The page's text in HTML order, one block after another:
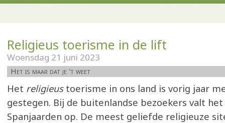
Religieus toerisme in de lift
Woensdag 21 juni 2023
Het is maar dat je 't weet
Het religieus toerisme in ons land is vorig jaar
gestegen. Bij de buitenlandse bezoekers valt het
Spanjaarden op. De meest geliefde religieuze